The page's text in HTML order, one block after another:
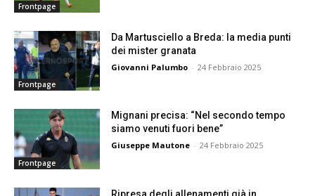
Frontpage
Frontpage
Da Martusciello a Breda: la media punti
dei mister granata
Giovanni Palumbo - 24 Febbraio 2025
Frontpage
Mignani precisa: “Nel secondo tempo
siamo venuti fuori bene”
Giuseppe Mautone - 24 Febbraio 2025